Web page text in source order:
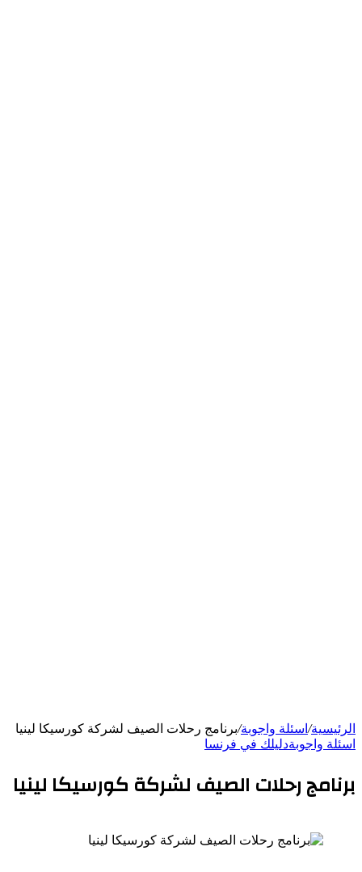
الرئيسية/ اسئلة واجوبة/برنامج رحلات الصيف لشركة كورسيكا لينيا
اسئلة واجوبةدليلك في فرنسا
برنامج رحلات الصيف لشركة كورسيكا لينيا